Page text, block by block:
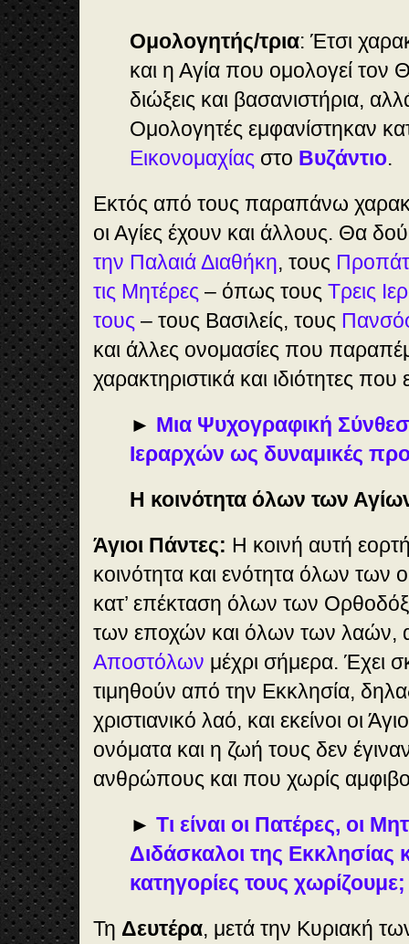
Ομολογητής/τρια: Έτσι
και η Αγία που ομολογεί τον
διώξεις και βασανιστήρια,
Ομολογητές εμφανίστηκαν
Εικονομαχίας στο Βυζάντιο.
Εκτός από τους παραπάνω
οι Αγίες έχουν και άλλους. Θα
την Παλαιά Διαθήκη, τους
τις Μητέρες – όπως τους Τρεις
τους – τους Βασιλείς, τους
και άλλες ονομασίες που
χαρακτηριστικά και ιδιότητες
► Μια Ψυχογραφική
Ιεραρχών ως δυναμικές
Η κοινότητα όλων των
Άγιοι Πάντες: Η κοινή αυτή
κοινότητα και ενότητα όλων των
κατ’ επέκταση όλων των
των εποχών και όλων των λαών,
Αποστόλων μέχρι σήμερα. Έχει
τιμηθούν από την Εκκλησία,
χριστιανικό λαό, και εκείνοι οι
ονόματα και η ζωή τους δεν
ανθρώπους και που χωρίς
► Τι είναι οι Πατέρες, οι
Διδάσκαλοι της Εκκλησίας
κατηγορίες τους χωρίζουμε;
Τη Δευτέρα, μετά την Κυριακή